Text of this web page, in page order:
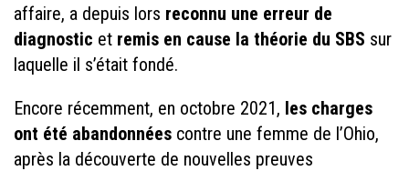
affaire, a depuis lors reconnu une erreur de
diagnostic et remis en cause la théorie du SBS sur
laquelle il s’était fondé.
Encore récemment, en octobre 2021, les charges
ont été abandonnées contre une femme de l’Ohio,
après la découverte de nouvelles preuves